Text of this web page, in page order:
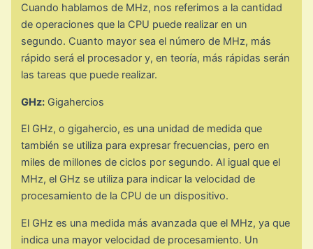
Cuando hablamos de MHz, nos referimos a la cantidad
de operaciones que la CPU puede realizar en un
segundo. Cuanto mayor sea el número de MHz, más
rápido será el procesador y, en teoría, más rápidas serán
las tareas que puede realizar.
GHz: Gigahercios
El GHz, o gigahercio, es una unidad de medida que
también se utiliza para expresar frecuencias, pero en
miles de millones de ciclos por segundo. Al igual que el
MHz, el GHz se utiliza para indicar la velocidad de
procesamiento de la CPU de un dispositivo.
El GHz es una medida más avanzada que el MHz, ya que
indica una mayor velocidad de procesamiento. Un